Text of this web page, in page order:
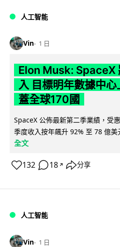
人工智能
Vin 1 日
Elon Musk: SpaceX
入 目標明年數據中
蓋全球170國
SpaceX 公佈最新第二季業績，受
季度收入按年飆升 92% 至 78 億
全文
132 18 ↗ 分享
人工智能
Vin 1 日